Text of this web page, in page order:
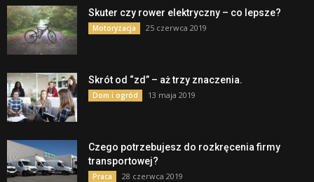
Skuter czy rower elektryczny – co lepsze?
Motoryzacja 25 czerwca 2019
Skrót od “zd” – aż trzy znaczenia.
Dom i ogród 13 maja 2019
Czego potrzebujesz do rozkręcenia firmy
transportowej?
Praca 28 czerwca 2019